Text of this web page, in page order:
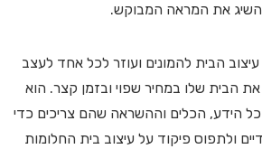
את המראה המבוקש.
הבית להמונים ועוזר לכל אחד לעצב
את הבית שלו במחיר שפוי ובזמן קצר. הוא
הידע, הכלים וההשראה שהם צריכים כדי
ולתפוס פיקוד על עיצוב בית החלומות